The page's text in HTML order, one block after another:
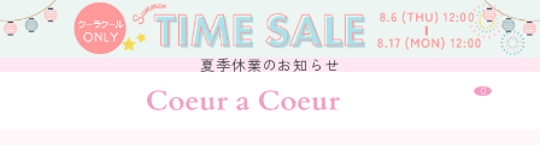
夏季休業のお知らせ
0